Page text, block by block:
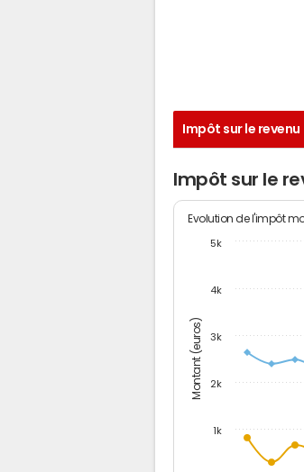
Impôt sur le revenu
Impôt sur le
Montant (euros)
Evolution de l'impôt
1k
2k
3k
4k
5k